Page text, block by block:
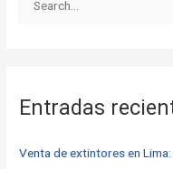
a
p
Entradas
Venta de extintores en